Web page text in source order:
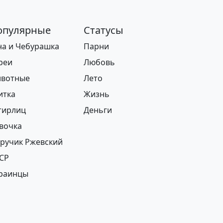
и Чебурашка
Ржевский
Статусы
Парни
Любовь
Лето
Жизнь
Деньги